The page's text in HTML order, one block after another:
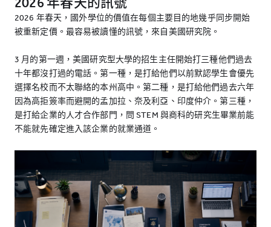
2026 年春天，國外學位的價值在每個主要目的地幾乎同步開始
被重新定價。最容易被讀懂的訊號，來自美國研究院。
3 月的第一週，美國研究型大學的招生主任開始打三種他們過去
十年都沒打過的電話。第一種，是打給他們以前默認學生會優先
選擇名校而不太聯絡的本州高中。第二種，是打給他們過去六年
因為高拒簽率而避開的孟加拉、奈及利亞、印度仲介。第三種，
是打給企業的人才合作部門，問 STEM 與商科的研究生畢業前能
不能就先確定進入該企業的就業通道。